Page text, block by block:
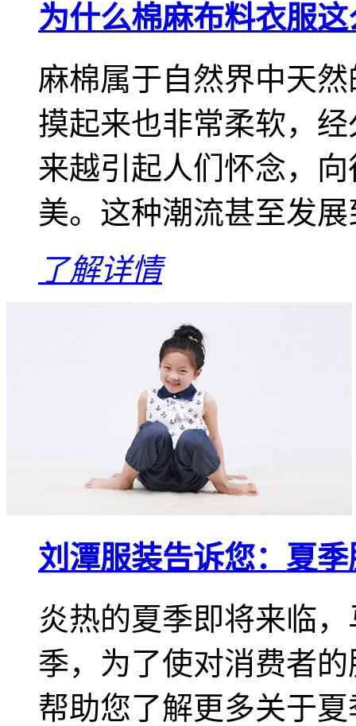
为什么棉麻布料衣服
麻棉属于自然界中天
摸起来也非常柔软，
来越引起人们怀念，
美。这种潮流甚至发
了解详情
刘潭服装告诉您：夏
炎热的夏季即将来临
季，为了使对消费者
帮助您了解更多关于